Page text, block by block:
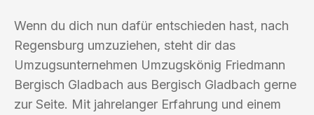
Wenn du dich nun dafür entschieden hast, nach
Regensburg umzuziehen, steht dir das
Umzugsunternehmen Umzugskönig Friedmann
Bergisch Gladbach aus Bergisch Gladbach gerne
zur Seite. Mit jahrelanger Erfahrung und einem